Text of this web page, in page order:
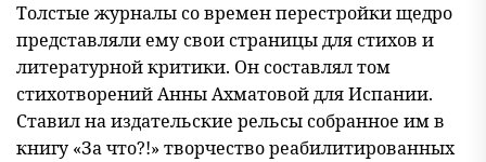
Толстые журналы со времен перестройки щедро
представляли ему свои страницы для стихов и
литературной критики. Он составлял том
стихотворений Анны Ахматовой для Испании.
Ставил на издательские рельсы собранное им в
книгу «За что?!» творчество реабилитированных